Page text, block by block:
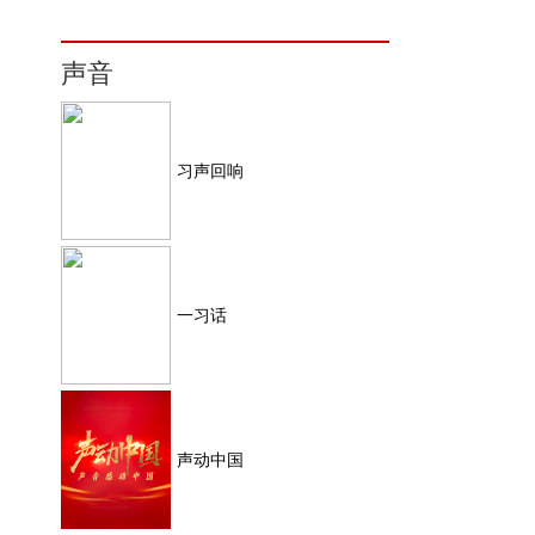
声音
习声回响
一习话
声动中国